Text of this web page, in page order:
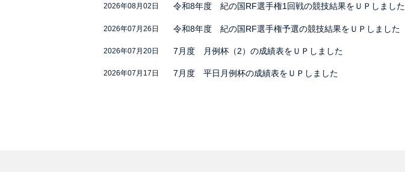
2026年08月02日 令和8年度 紀の国RF選手権1回戦の競技結果をＵＰしました
2026年07月26日 令和8年度 紀の国RF選手権予選の競技結果をＵＰしました
2026年07月20日 7月度 月例杯（2）の成績表をＵＰしました
2026年07月17日 7月度 平日月例杯の成績表をＵＰしました